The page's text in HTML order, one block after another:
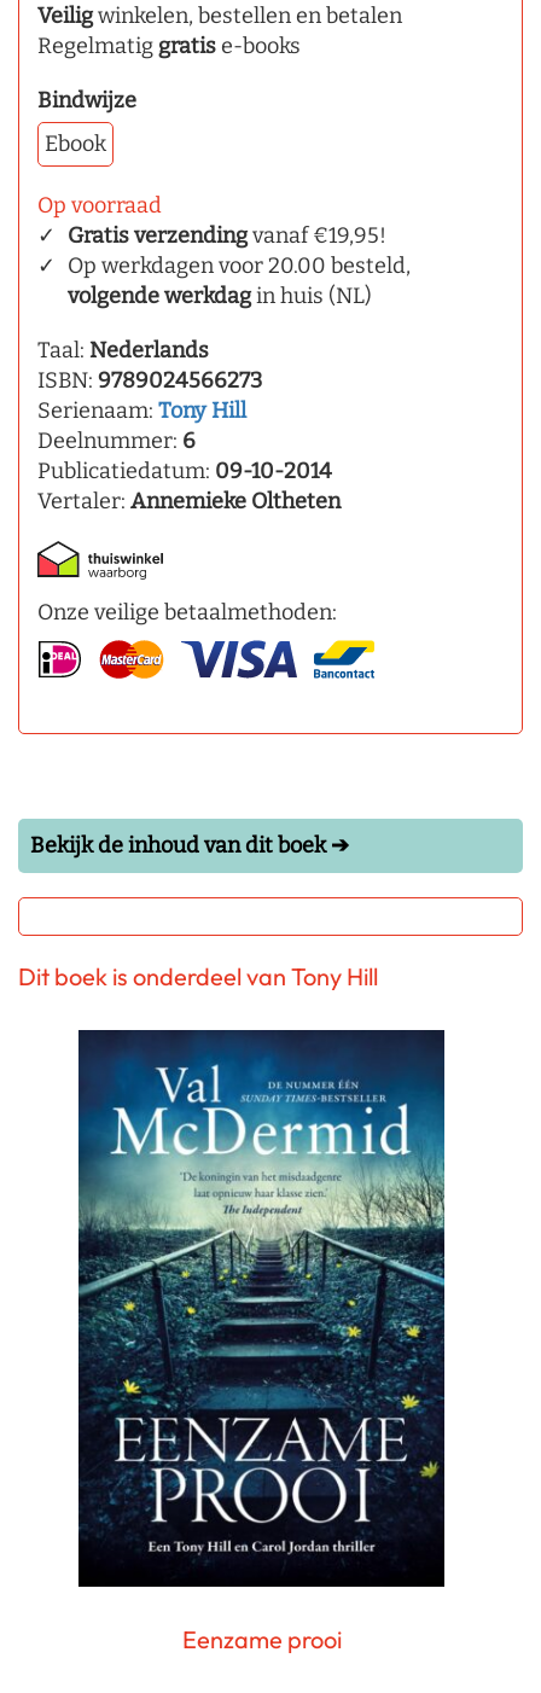
Veiligwinkelen, bestellen en betalen
Regelmatig gratise-books
Bindwijze
Ebook
Op voorraad
Gratis verzendingvanaf €19,95!
Op werkdagen voor 20.00 besteld,
volgende werkdagin huis (NL)
Taal: Nederlands
ISBN: 9789024566273
Serienaam: Tony Hill
Deelnummer: 6
Publicatiedatum: 09-10-2014
Vertaler: Annemieke Oltheten
Onze veilige betaalmethoden:
Bekijk de inhoud van dit boek ➔
Dit boek is onderdeel van Tony Hill
Eenzame prooi